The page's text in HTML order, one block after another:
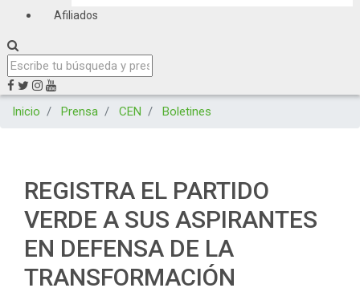
Afiliados
Inicio Prensa CEN Boletines
REGISTRA EL PARTIDO
VERDE A SUS ASPIRANTES
EN DEFENSA DE LA
TRANSFORMACIÓN